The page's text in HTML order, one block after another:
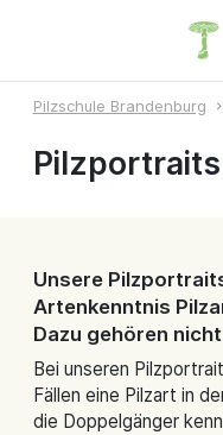
Pilzschule Brandenburg
Pilzportraits
Unsere
Artenkenntnis
Dazu gehören
Bei unseren
Fällen eine Pilzart in
die Doppelgänger